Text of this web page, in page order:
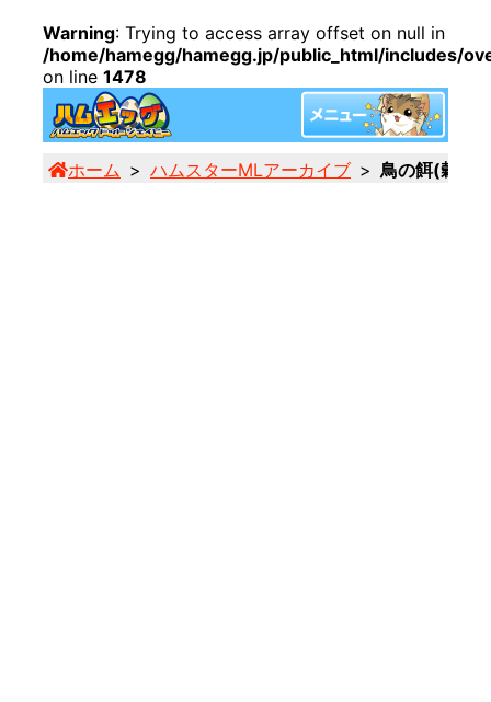
Warning: Trying to access array offset on null in
/home/hamegg/hamegg.jp/public_html/includes/
on line 1478
ホーム ハムスターMLアーカイブ 鳥の餌(穀類)